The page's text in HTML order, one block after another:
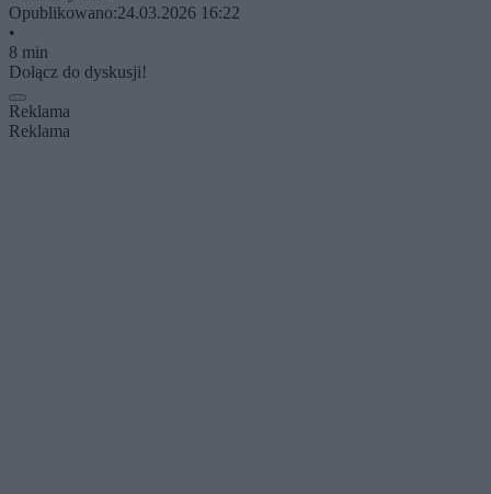
Opublikowano:24.03.2026 16:22
•
8 min
Dołącz do dyskusji!
Reklama
Reklama